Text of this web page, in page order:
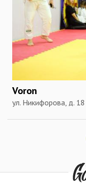
Voron
ул. Никифорова, д. 18